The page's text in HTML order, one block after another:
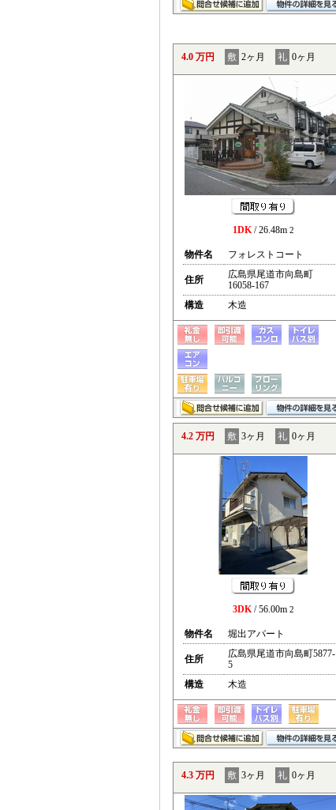
4.0 万円 敷 2ヶ月 礼 0ヶ月
1DK/ 26.48m 2
物件名 フォレストコート
住所
広島県尾道市向島町
16058-167
構造
木造
4.2 万円 敷 3ヶ月 礼 0ヶ月
3DK/ 56.00m 2
物件名 堀出アパート
住所
広島県尾道市向島町5877-
5
構造
木造
4.3 万円 敷 3ヶ月 礼 0ヶ月